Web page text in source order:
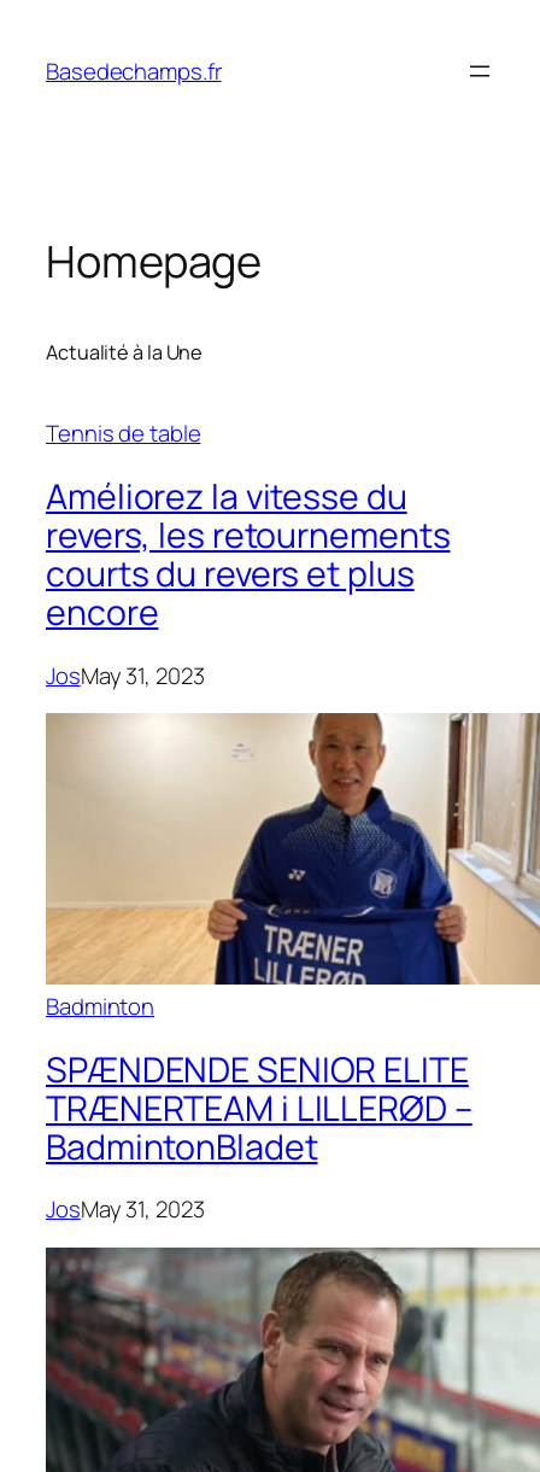
content
Basedechamps.fr
Homepage
Actualité à la Une
Tennis de table
Améliorez la vitesse du
revers, les retournements
courts du revers et plus
encore
JosMay 31, 2023
Badminton
SPÆNDENDE SENIOR ELITE
TRÆNERTEAM i LILLERØD –
BadmintonBladet
JosMay 31, 2023